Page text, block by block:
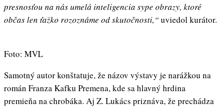
presnosťou na nás umelá inteligencia sype obrazy, ktoré
občas len ťažko rozoznáme od skutočnosti,“uviedol kurátor.
Foto: MVL
Samotný autor konštatuje, že názov výstavy je narážkou na
román Franza Kafku Premena, kde sa hlavný hrdina
premieňa na chrobáka. Aj Z. Lukács priznáva, že prechádza